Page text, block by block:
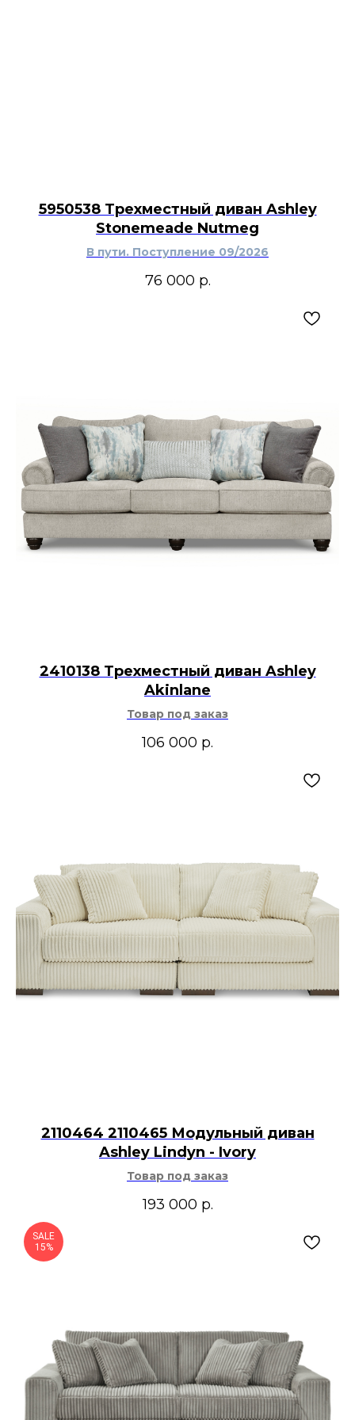
5950538 Трехместный диван Ashley
Stonemeade Nutmeg
В пути. Поступление 09/2026
76 000 р.
2410138 Трехместный диван Ashley
Akinlane
Товар под заказ
106 000 р.
2110464 2110465 Модульный диван
Ashley Lindyn - Ivory
Товар под заказ
193 000 р.
SALE
15%